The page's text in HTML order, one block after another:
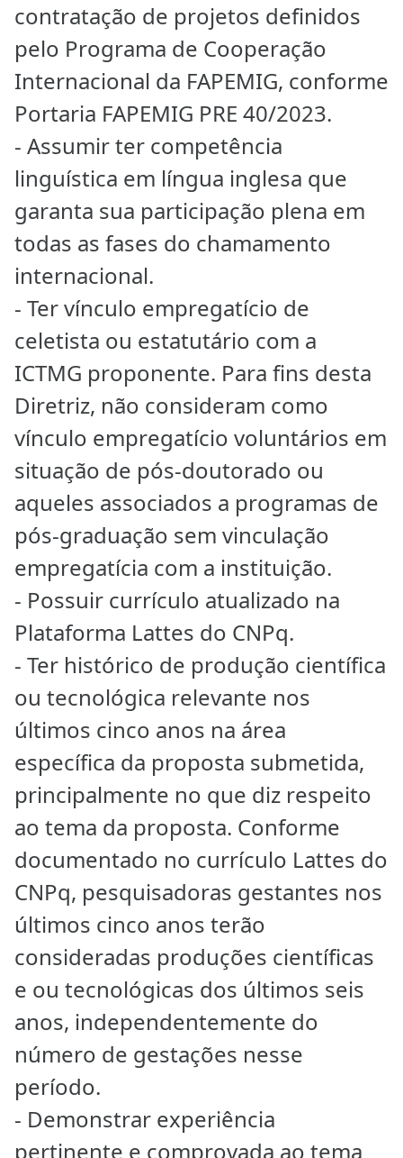
contratação de projetos definidos
pelo Programa de Cooperação
Internacional da FAPEMIG, conforme
Portaria FAPEMIG PRE 40/2023.
- Assumir ter competência
linguística em língua inglesa que
garanta sua participação plena em
todas as fases do chamamento
internacional.
- Ter vínculo empregatício de
celetista ou estatutário com a
ICTMG proponente. Para fins desta
Diretriz, não consideram como
vínculo empregatício voluntários em
situação de pós-doutorado ou
aqueles associados a programas de
pós-graduação sem vinculação
empregatícia com a instituição.
- Possuir currículo atualizado na
Plataforma Lattes do CNPq.
- Ter histórico de produção científica
ou tecnológica relevante nos
últimos cinco anos na área
específica da proposta submetida,
principalmente no que diz respeito
ao tema da proposta. Conforme
documentado no currículo Lattes do
CNPq, pesquisadoras gestantes nos
últimos cinco anos terão
consideradas produções científicas
e ou tecnológicas dos últimos seis
anos, independentemente do
número de gestações nesse
período.
- Demonstrar experiência
pertinente e comprovada ao tema